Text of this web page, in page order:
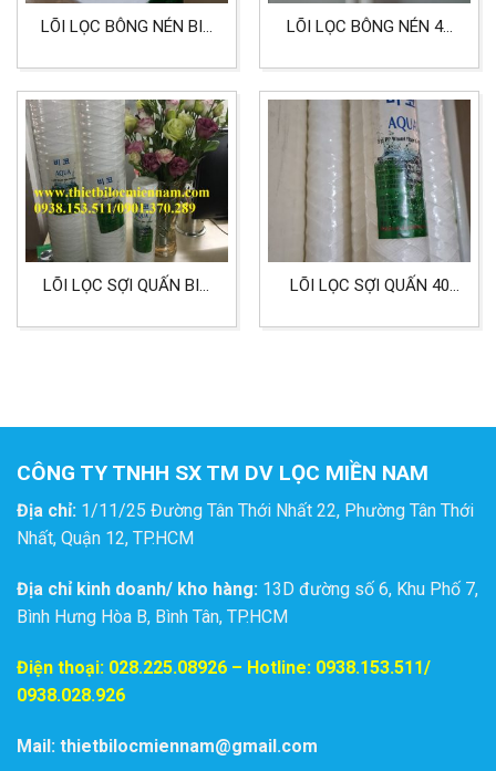
LÕI LỌC BÔNG NÉN BIG
DÙNG CHO LỌC NƯỚC,
THỰC PHẨM
LÕI LỌC BÔNG NÉN 40
POLYPROPYLEN
LÕI LỌC SỢI QUẤN BIG
AQUA
LÕI LỌC SỢI QUẤN 40
CÔNG NGHIỆP
CÔNG TY TNHH SX TM DV LỌC MIỀN NAM
Địa chỉ: 1/11/25 Đường Tân Thới Nhất 22, Phường Tân Thới
Nhất, Quận 12, TP.HCM
Địa chỉ kinh doanh/ kho hàng: 13D đường số 6, Khu Phố 7,
Bình Hưng Hòa B, Bình Tân, TP.HCM
Điện thoại: 028.225.08926 – Hotline: 0938.153.511/
0938.028.926
Mail: thietbilocmiennam@gmail.com